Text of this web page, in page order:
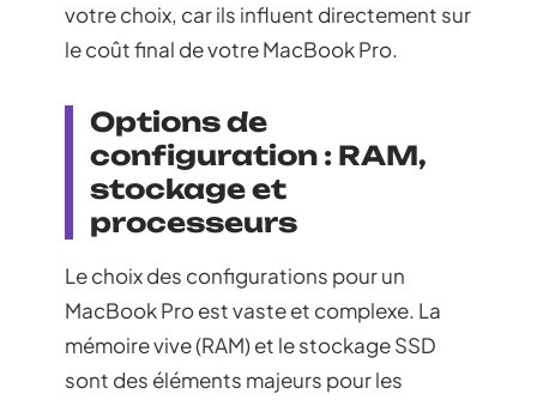
votre choix, car ils influent directement sur
le coût final de votre MacBook Pro.
Options de
configuration : RAM,
stockage et
processeurs
Le choix des configurations pour un
MacBook Pro est vaste et complexe. La
mémoire vive (RAM) et le stockage SSD
sont des éléments majeurs pour les